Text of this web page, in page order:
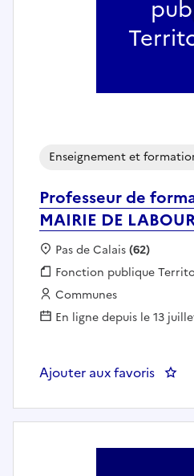
Professeur de
MAIRIE DE
Enseignement et
Localisation :
Pas de Calais(62)
Fonction publique :
Fonction publique
Employeur :
Communes
En ligne depuis le 13
Ajouter aux favoris :